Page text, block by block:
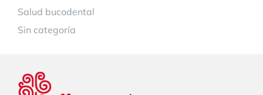
Salud bucodental
Sin categoría